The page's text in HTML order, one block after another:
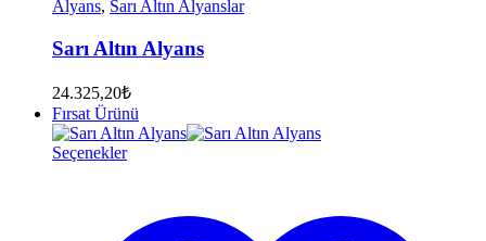
Alyans, Sarı Altın Alyanslar
Sarı Altın Alyans
24.325,20₺
Fırsat Ürünü
Seçenekler